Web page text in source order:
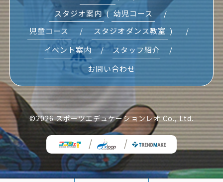
スタジオ案内
幼児コース
児童コース
スタジオダンス教室
イベント案内
スタッフ紹介
お問い合わせ
©2026 スポーツエデュケーションレオ Co., Ltd.